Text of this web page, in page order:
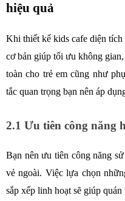
hiệu quả
Khi thiết kế kids cafe diện
cơ bản giúp tối ưu không
toàn cho trẻ em cũng như
tắc quan trọng bạn nên áp
2.1 Ưu tiên công năng
Bạn nên ưu tiên công năng
vẻ ngoài. Việc lựa chọn
sắp xếp linh hoạt sẽ giúp